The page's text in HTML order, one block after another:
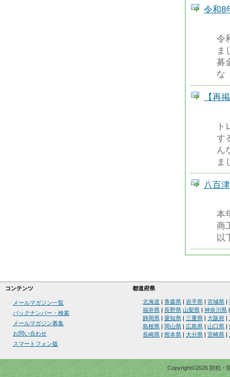
令和8
令
ま
募
な
【再
す
ん
ま
八百
本
商
以
コンテンツ 都道府県
メールマガジン一覧
バックナンバー・検索
メールマガジン募集
お問い合わせ
スマートフォン版
北海道 青森県 岩手県 宮城県
福井県
長野県 山梨県 神奈川県
静岡県
愛知県 三重県 大阪府
島根県
岡山県 広島県 山口県
長崎県
熊本県 大分県 宮崎県
Copyright©2026 防犯・